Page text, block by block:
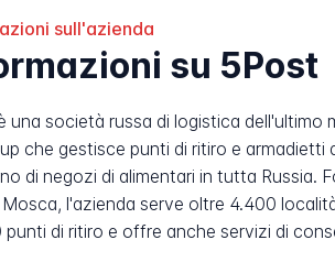
sull'azienda
su 5Post
una società russa di logistica dell'ultimo
che gestisce punti di ritiro e armadietti
di negozi di alimentari in tutta Russia.
l'azienda serve oltre 4.400
punti di ritiro e offre anche servizi di